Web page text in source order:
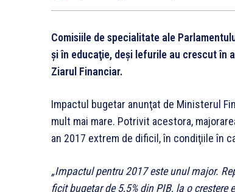
Comisiile de specialitate ale
şi în educaţie, deşi lefurile au crescut în
Ziarul Financiar.
Impactul bugetar anunţat de Ministerul
mult mai mare. Potrivit acestora,
an 2017 extrem de dificil, în condiţiile în
„Impactul pentru 2017 este unul major.
fi­cit bugetar de 5,5% din PIB, la o